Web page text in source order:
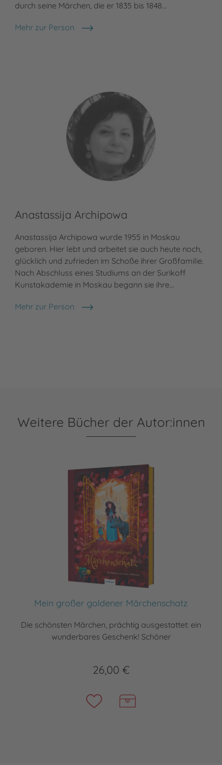
durch seine Märchen, die er 1835 bis 1848…
Mehr zur Person
Hans Christian Andersen
Anastassija Archipowa
Anastassija Archipowa wurde 1955 in Moskau
geboren. Hier lebt und arbeitet sie auch heute noch,
glücklich und zufrieden im Schoße ihrer Großfamilie.
Nach Abschluss eines Studiums an der Surikoff
Kunstakademie in Moskau begann sie ihre…
Mehr zur Person
Anastassija Archipowa
Weitere Bücher der Autor:innen
Mein großer goldener Märchenschatz
Die schönsten Märchen, prächtig ausgestattet: ein
wunderbares Geschenk! Schöner
26,00 €